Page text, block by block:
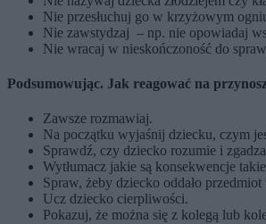
Nie przesłuchuj go w krzyżowym
Nie zawstydzaj – np. nie opowiadaj
Nie wracaj w nieskończoność do
Podsumowując. Jak reagować na
Zawsze rozmawiaj.
Na początku wyjaśnij dziecku, czym
Sprawdź, czy dziecko rozumie i
Wytłumacz jakie są konsekwencje
Spraw, żeby dziecko oddało
Ucz dziecko cierpliwości.
Pokazuj, że można się z kolegą lub